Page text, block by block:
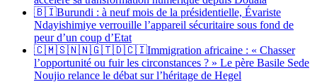
🇧🇮Burundi : à neuf mois de la présidentielle, Évariste
Ndayishimiye verrouille l’appareil sécuritaire sous fond de
peur d’un coup d’Etat
🇨🇲🇸🇳🇳🇬🇹🇩🇨🇮Immigration africaine : « Chasser
l’opportunité ou fuir les circonstances ? » Le père Basile Sede
Noujio relance le débat sur l’héritage de Hegel